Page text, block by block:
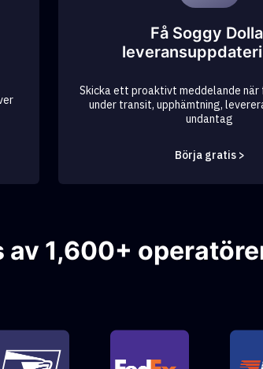
Få Soggy
Skicka ett proaktivt meddelande när
under transit, upphämtning,
undantag
Börja gratis >
av 1,600+